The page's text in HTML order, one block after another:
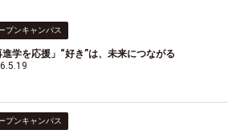
プンキャンパス
進学を応援」“好き”は、未来につながる
プンキャンパス